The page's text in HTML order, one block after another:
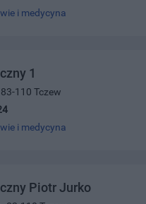
i medycyna
1
110 Tczew
i medycyna
Piotr Jurko